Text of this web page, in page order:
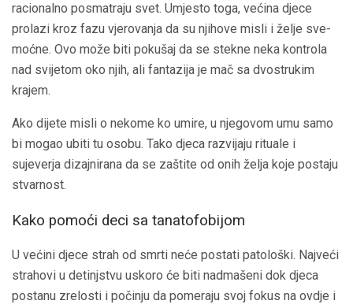
racionalno posmatraju svet. Umjesto toga, većina djece
prolazi kroz fazu vjerovanja da su njihove misli i želje sve-
moćne. Ovo može biti pokušaj da se stekne neka kontrola
nad svijetom oko njih, ali fantazija je mač sa dvostrukim
krajem.
Ako dijete misli o nekome ko umire, u njegovom umu samo
bi mogao ubiti tu osobu. Tako djeca razvijaju rituale i
sujeverja dizajnirana da se zaštite od onih želja koje postaju
stvarnost.
Kako pomoći deci sa tanatofobijom
U većini djece strah od smrti neće postati patološki. Najveći
strahovi u detinjstvu uskoro će biti nadmašeni dok djeca
postanu zrelosti i počinju da pomeraju svoj fokus na ovdje i